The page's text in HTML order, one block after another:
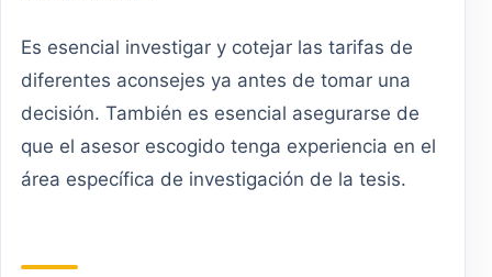
Es esencial investigar y cotejar las tarifas de
diferentes aconsejes ya antes de tomar una
decisión. También es esencial asegurarse de
que el asesor escogido tenga experiencia en el
área específica de investigación de la tesis.